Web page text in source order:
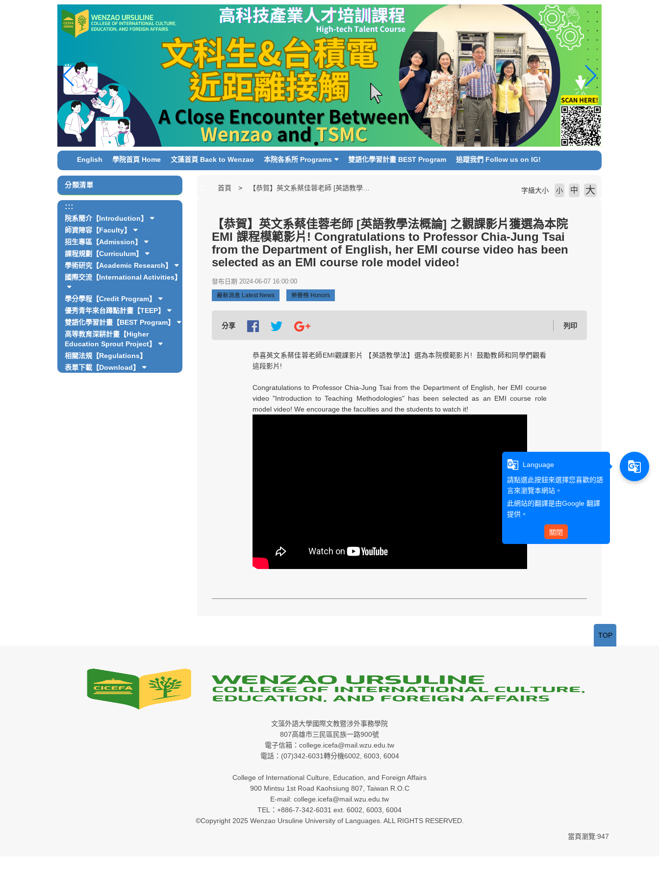
English 學院首頁 Home 文藻首頁 Back to Wenzao 本院各系所 Programs 雙語化學習計畫 BEST Program 追蹤我們 Follow us on IG!
分類清單
:::
院系簡介【Introduction】
師資陣容【Faculty】
招生專區【Admission】
課程規劃【Curriculum】
學術研究【Academic Research】
國際交流【International Activities】
學分學程【Credit Program】
優秀青年來台蹲點計畫【TEEP】
雙語化學習計畫【BEST Program】
高等教育深耕計畫【Higher
Education Sprout Project】
相關法規【Regulations】
表單下載【Download】
首頁 字級大小 小 中 大
【恭賀】英文系蔡佳蓉老師 [英語教學法概論] 之觀課影片獲選為本院
EMI 課程模範影片! Congratulations to Professor Chia-Jung Tsai
from the Department of English, her EMI course video has been
selected as an EMI course role model video!
發布日期 2024-06-07 16:00:00
最新消息 Latest News 榮譽榜 Honors
分享 列印
恭喜英文系蔡佳蓉老師EMI觀課影片 【英語教學法】選為本院模範影片! 鼓勵教師和同學們觀看
這段影片!
Congratulations to Professor Chia-Jung Tsai from the Department of English, her EMI course
video "Introduction to Teaching Methodologies" has been selected as an EMI course role
model video! We encourage the faculties and the students to watch it!
文藻外語大學國際文教暨涉外事務學院
807高雄市三民區民族一路900號
電子信箱：college.icefa@mail.wzu.edu.tw
電話：(07)342-6031轉分機6002, 6003, 6004
College of International Culture, Education, and Foreign Affairs
900 Mintsu 1st Road Kaohsiung 807, Taiwan R.O.C
E-mail: college.icefa@mail.wzu.edu.tw
TEL：+886-7-342-6031 ext. 6002, 6003, 6004
©Copyright 2025 Wenzao Ursuline University of Languages. ALL RIGHTS RESERVED.
當頁瀏覽:947
TOP
g_translate
Language
請點選此按鈕來選擇您喜歡的語
言來瀏覽本網站。
此網站的翻譯是由Google 翻譯
提供。
關閉
g_translate